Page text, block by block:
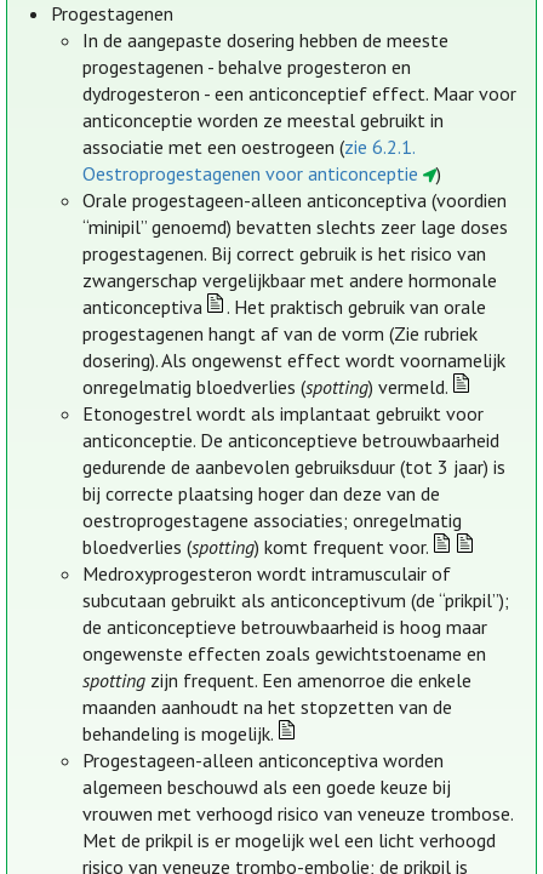
Progestagenen
In de aangepaste dosering hebben de meeste
progestagenen - behalve progesteron en
dydrogesteron - een anticonceptief effect. Maar voor
anticonceptie worden ze meestal gebruikt in
associatie met een oestrogeen (zie 6.2.1.
Oestroprogestagenen voor anticonceptie
)
Orale progestageen-alleen anticonceptiva (voordien
“minipil” genoemd) bevatten slechts zeer lage doses
progestagenen. Bij correct gebruik is het risico van
zwangerschap vergelijkbaar met andere hormonale
anticonceptiva
. Het praktisch gebruik van orale
progestagenen hangt af van de vorm (Zie rubriek
dosering). Als ongewenst effect wordt voornamelijk
onregelmatig bloedverlies (spotting) vermeld.
Etonogestrel wordt als implantaat gebruikt voor
anticonceptie. De anticonceptieve betrouwbaarheid
gedurende de aanbevolen gebruiksduur (tot 3 jaar) is
bij correcte plaatsing hoger dan deze van de
oestroprogestagene associaties; onregelmatig
bloedverlies (spotting) komt frequent voor.
Medroxyprogesteron wordt intramusculair of
subcutaan gebruikt als anticonceptivum (de “prikpil”);
de anticonceptieve betrouwbaarheid is hoog maar
ongewenste effecten zoals gewichtstoename en
spotting zijn frequent. Een amenorroe die enkele
maanden aanhoudt na het stopzetten van de
behandeling is mogelijk.
Progestageen-alleen anticonceptiva worden
algemeen beschouwd als een goede keuze bij
vrouwen met verhoogd risico van veneuze trombose.
Met de prikpil is er mogelijk wel een licht verhoogd
risico van veneuze trombo-embolie; de prikpil is